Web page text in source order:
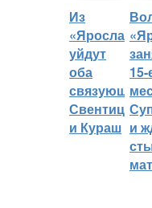
Из
уйдут
оба
связующих:
Свентицкис
и Кураш
15-
и